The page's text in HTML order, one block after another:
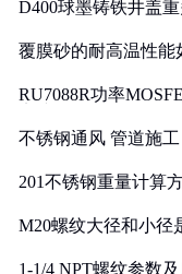
D400球墨铸铁井盖
覆膜砂的耐高温性能
RU7088R功率
不锈钢通风 管道施工
201不锈钢重量计算
M20螺纹大径和小径
1-1/4 NPT螺纹参数